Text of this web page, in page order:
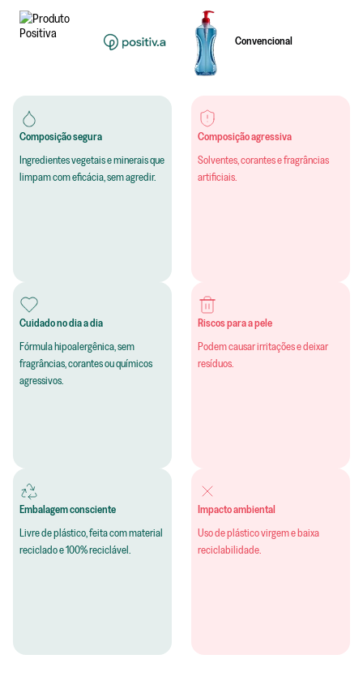
Convencional
Composição segura
Ingredientes vegetais e minerais que
limpam com eficácia, sem agredir.
Cuidado no dia a dia
Fórmula hipoalergênica, sem
fragrâncias, corantes ou químicos
agressivos.
Embalagem consciente
Livre de plástico, feita com material
reciclado e 100% reciclável.
Composição agressiva
Solventes, corantes e fragrâncias
artificiais.
Riscos para a pele
Podem causar irritações e deixar
resíduos.
Impacto ambiental
Uso de plástico virgem e baixa
reciclabilidade.